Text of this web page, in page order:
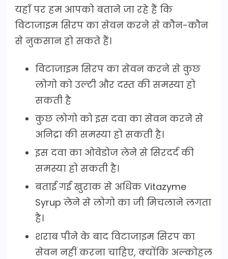
यहाँ पर हम आपको बताने जा रहे हैं कि
विटाजाइम सिरप का सेवन करने से कौन-कौन
से नुकसान हो सकते हैं।
विटाजाइम सिरप का सेवन करने से कुछ
लोगो को उल्टी और दस्त की समस्या हो
सकती है
कुछ लोगो को इस दवा का सेवन करने से
अनिद्रा की समस्या हो सकती है।
इस दवा का ओवेडोज लेने से सिरदर्द की
समस्या हो सकती है।
बताई गई खुराक से अधिक Vitazyme
Syrup लेने से लोगो का जी मिचलाने लगता
है।
शराब पीने के बाद विटाजाइम सिरप का
सेवन नहीं करना चाहिए, क्योंकि अल्कोहल